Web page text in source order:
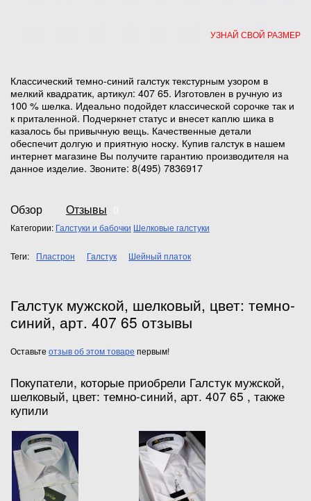
УЗНАЙ СВОЙ РАЗМЕР
Классический темно-синий галстук текстурным узором в
мелкий квадратик, артикул: 407 65. Изготовлен в ручную из
100 % шелка. Идеально подойдет классической сорочке так и
к приталенной. Подчеркнет статус и внесет каплю шика в
казалось бы привычную вещь. Качественные детали
обеспечит долгую и приятную носку. Купив галстук в нашем
интернет магазине Вы получите гарантию производителя на
данное изделие. Звоните: 8(495) 7836917
Обзор Отзывы
Категории: Галстуки и бабочки Шелковые галстуки
Теги: Пластрон Галстук Шейный платок
Галстук мужской, шелковый, цвет: темно-
синий, арт. 407 65 отзывы
Оставьте отзыв об этом товаре первым!
Покупатели, которые приобрели Галстук мужской,
шелковый, цвет: темно-синий, арт. 407 65 , также
купили